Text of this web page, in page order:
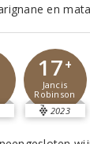
en
17+
Jancis
Robinson
2023